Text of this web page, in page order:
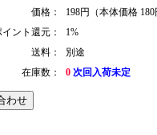
価格：
198円（本体価格
イント還元：
1%
送料：
別途
在庫数：
0 次回入荷未定